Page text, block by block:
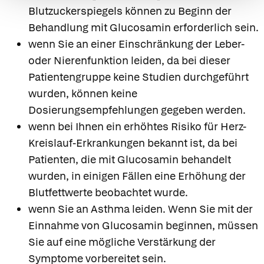
Blutzuckerspiegels können zu Beginn der
Behandlung mit Glucosamin erforderlich sein.
wenn Sie an einer Einschränkung der Leber-
oder Nierenfunktion leiden, da bei dieser
Patientengruppe keine Studien durchgeführt
wurden, können keine
Dosierungsempfehlungen gegeben werden.
wenn bei Ihnen ein erhöhtes Risiko für Herz-
Kreislauf-Erkrankungen bekannt ist, da bei
Patienten, die mit Glucosamin behandelt
wurden, in einigen Fällen eine Erhöhung der
Blutfettwerte beobachtet wurde.
wenn Sie an Asthma leiden. Wenn Sie mit der
Einnahme von Glucosamin beginnen, müssen
Sie auf eine mögliche Verstärkung der
Symptome vorbereitet sein.